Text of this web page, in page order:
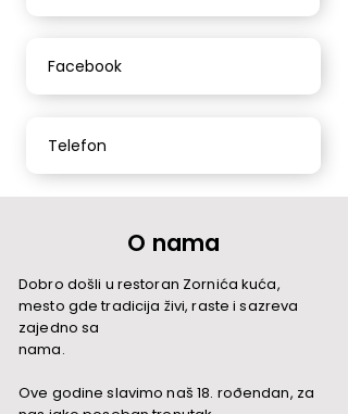
Facebook
Telefon
O nama
Dobro došli u restoran Zornića kuća,
mesto gde tradicija živi, raste i sazreva
zajedno sa
nama.
Ove godine slavimo naš 18. roðendan, za